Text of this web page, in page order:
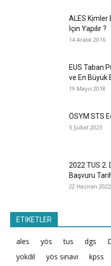
ALES Kimler
İçin Yapılır ?
14 Aralık 2016
EUS Taban
ve En Büyük
19 Mayıs 2018
ÖSYM STS
5 Şubat 2023
2022 TUS 2.
Başvuru
22 Haziran 2022
ETİKETLER
ales yös tus dgs
yokdil
yös sınavı kpss